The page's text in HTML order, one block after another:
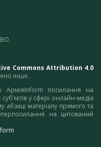
Commons Attribution 4.0
інше.
АрміяInform посилання на
у сфері онлайн-медіа
матеріалу прямого та
на цитований